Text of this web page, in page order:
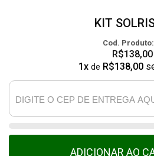
KIT
Cod. Produto:
R$138,00
1x de R$138,00
ADICIONAR AO